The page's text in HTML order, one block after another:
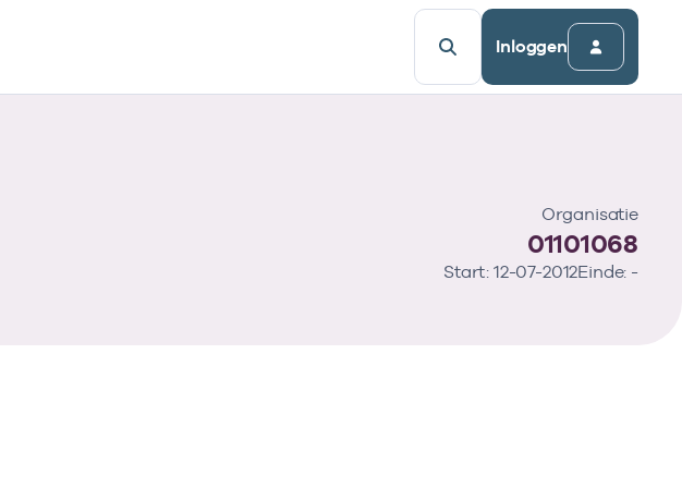
Inloggen
Organisatie
01101068
Start: 12-07-2012Einde: -